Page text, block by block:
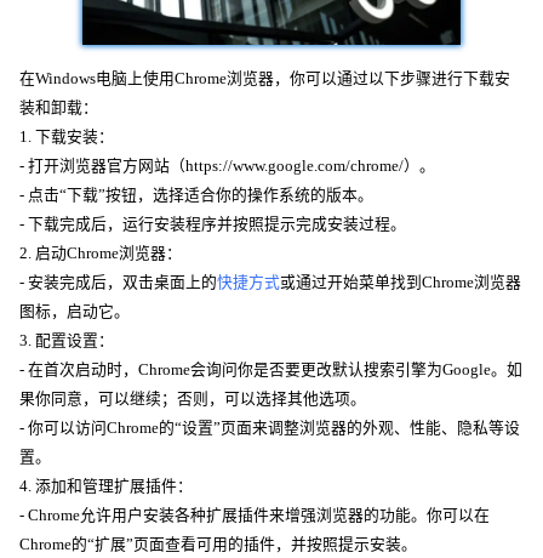
在Windows电脑上使用Chrome浏览器，你可以通过以下步骤进行下载安
装和卸载：
1. 下载安装：
- 打开浏览器官方网站（https://www.google.com/chrome/）。
- 点击“下载”按钮，选择适合你的操作系统的版本。
- 下载完成后，运行安装程序并按照提示完成安装过程。
2. 启动Chrome浏览器：
- 安装完成后，双击桌面上的快捷方式或通过开始菜单找到Chrome浏览器
图标，启动它。
3. 配置设置：
- 在首次启动时，Chrome会询问你是否要更改默认搜索引擎为Google。如
果你同意，可以继续；否则，可以选择其他选项。
- 你可以访问Chrome的“设置”页面来调整浏览器的外观、性能、隐私等设
置。
4. 添加和管理扩展插件：
- Chrome允许用户安装各种扩展插件来增强浏览器的功能。你可以在
Chrome的“扩展”页面查看可用的插件，并按照提示安装。